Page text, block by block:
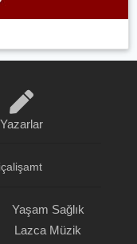
Yazarlar
Yaşam Sağlık
Lazca Müzik